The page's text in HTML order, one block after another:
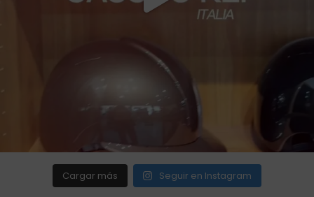
Cargar más Seguir en Instagram